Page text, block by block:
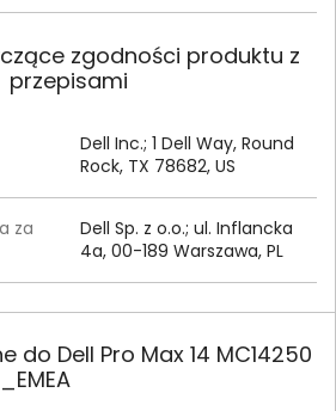
zgodności produktu z
przepisami
Dell Inc.; 1 Dell Way, Round
Rock, TX 78682, US
za
Dell Sp. z o.o.; ul. Inflancka
4a, 00-189 Warszawa, PL
do Dell Pro Max 14 MC14250